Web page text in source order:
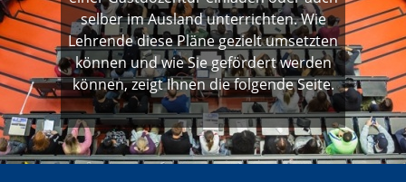
selber im Ausland unterrichten. Wie
Lehrende diese Pläne gezielt umsetzten
können und wie Sie gefördert werden
können, zeigt Ihnen die folgende Seite.